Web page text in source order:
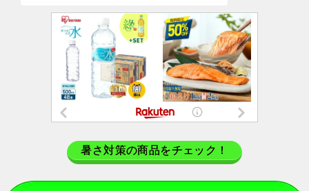
暑さ対策の商品をチェック！